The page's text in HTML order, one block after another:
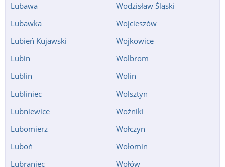
Lubawa
Lubawka
Lubień Kujawski
Lubin
Lublin
Lubliniec
Lubniewice
Lubomierz
Luboń
Lubraniec
Wodzisław Śląski
Wojcieszów
Wojkowice
Wolbrom
Wolin
Wolsztyn
Woźniki
Wołczyn
Wołomin
Wołów